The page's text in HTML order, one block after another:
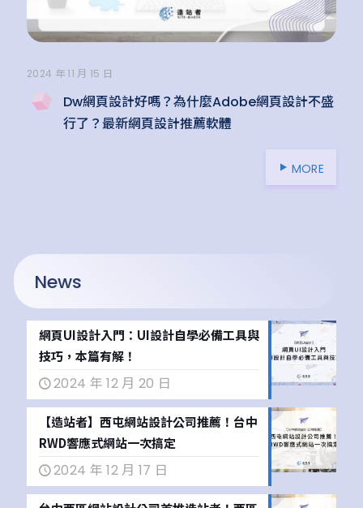
2024 年 11 月 15 日
Dw網頁設計好嗎？為什麼Adobe網頁設計不盛
行了？最新網頁設計推薦軟體
MORE
News
網頁UI設計入門：UI設計自學必備工具與
技巧，本篇有解！
2024 年 12 月 20 日
【造站者】西屯網站設計公司推薦！台中
RWD響應式網站一次搞定
2024 年 12 月 17 日